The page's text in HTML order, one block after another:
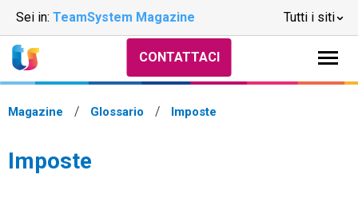
Sei in: TeamSystem Magazine Tutti i siti
CONTATTACI
Magazine Glossario Imposte
Imposte